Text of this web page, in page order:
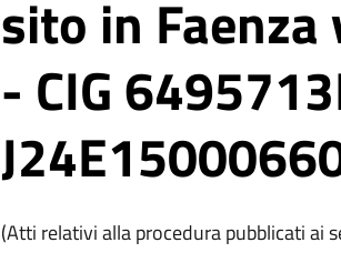
sito in
- CIG
(Atti relativi alla procedura pubblicati ai